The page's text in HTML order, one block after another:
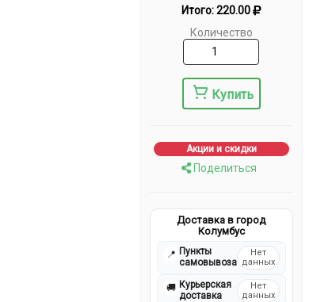
Итого:220.00
Количество
Купить
Акции и скидки
Поделиться
Доставка в город
Колумбус
📍 Пункты
самовывоза
Нет
данных
🚚 Курьерская
доставка
Нет
данных